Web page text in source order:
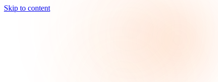
Skip to content